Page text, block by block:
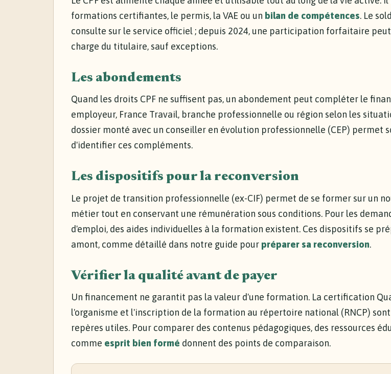
formations certifiantes, le permis, la VAE ou un bilan de compétences. Le
consulte sur le service officiel ; depuis 2024, une participation forfaitaire
charge du titulaire, sauf exceptions.
Les abondements
Quand les droits CPF ne suffisent pas, un abondement peut compléter le
employeur, France Travail, branche professionnelle ou région selon les
dossier monté avec un conseiller en évolution professionnelle (CEP) permet
d'identifier ces compléments.
Les dispositifs pour la reconversion
Le projet de transition professionnelle (ex-CIF) permet de se former sur un
métier tout en conservant une rémunération sous conditions. Pour les
d'emploi, des aides individuelles à la formation existent. Ces dispositifs se
amont, comme détaillé dans notre guide pour préparer sa reconversion.
Vérifier la qualité avant de payer
Un financement ne garantit pas la valeur d'une formation. La certification
l'organisme et l'inscription de la formation au répertoire national (RNCP) sont
repères utiles. Pour comparer des contenus pédagogiques, des ressources
comme esprit bien formé donnent des points de comparaison.